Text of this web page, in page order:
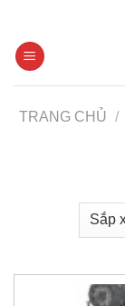
content
TRANG CHỦ /